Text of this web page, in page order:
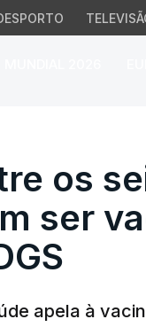
os
os
ser
apela à